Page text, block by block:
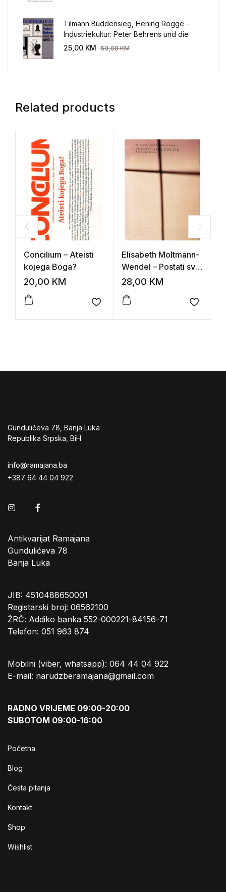
Tilmann Buddensieg, Hening Rogge -
Industriekultur: Peter Behrens und die
AEG 1907-1914.
25,00 KM 50,00KM
Related products
Concilium – Ateisti
kojega Boga?
20,00 KM
Add to wishlist
Elisabeth Moltmann-
Wendel – Postati svoj
čovjek, žene oko
28,00 KM
Add to
Gundulićeva 78, Banja Luka
Republika Srpska, BiH
info@ramajana.ba
+387 64 44 04 922
Instagram
Antikvarijat Ramajana
Gundulićeva 78
Banja Luka
JIB: 4510488650001
Registarski broj: 06562100
ŽRČ: Addiko banka 552-000221-84156-71
Telefon: 051 963 874
Mobilni (viber, whatsapp): 064 44 04 922
E-mail: narudzberamajana@gmail.com
RADNO VRIJEME 09:00-20:00
SUBOTOM 09:00-16:00
Početna
Blog
Česta pitanja
Kontakt
Shop
Wishlist